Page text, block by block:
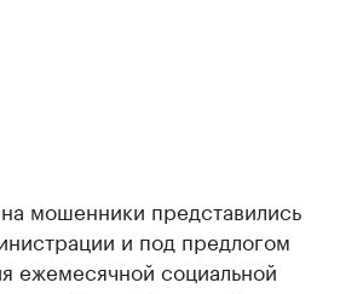
мошенники представились
и под предлогом
ежемесячной социальной